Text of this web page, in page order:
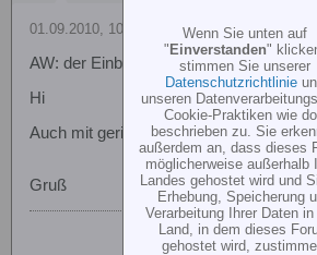
01.09.2010, 10:14
AW: der Einblattkopf
Hi
Auch mit geringen Aufwand kann man
Gruß
Wenn Sie unten auf
"Einverstanden"
stimmen Sie unserer
Datenschutzrichtlinie
unseren
Cookie-Praktiken wie
beschrieben zu. Sie
außerdem an, dass dieses
möglicherweise außerhalb
Landes gehostet wird und
Erhebung, Speicherung
Verarbeitung Ihrer Daten in
Land, in dem dieses
gehostet wird,